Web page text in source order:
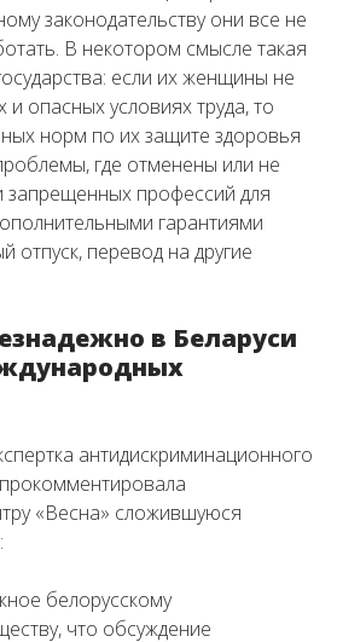
законодательству они все не
В некотором смысле такая
если их женщины не
опасных условиях труда, то
норм по их защите здоровья
где отменены или не
запрещенных профессий для
гарантиями
отпуск, перевод на другие
в Беларуси
антидискриминационного
«Весна» сложившуюся
белорусскому
что обсуждение